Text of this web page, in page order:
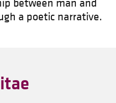
a poetic narrative.